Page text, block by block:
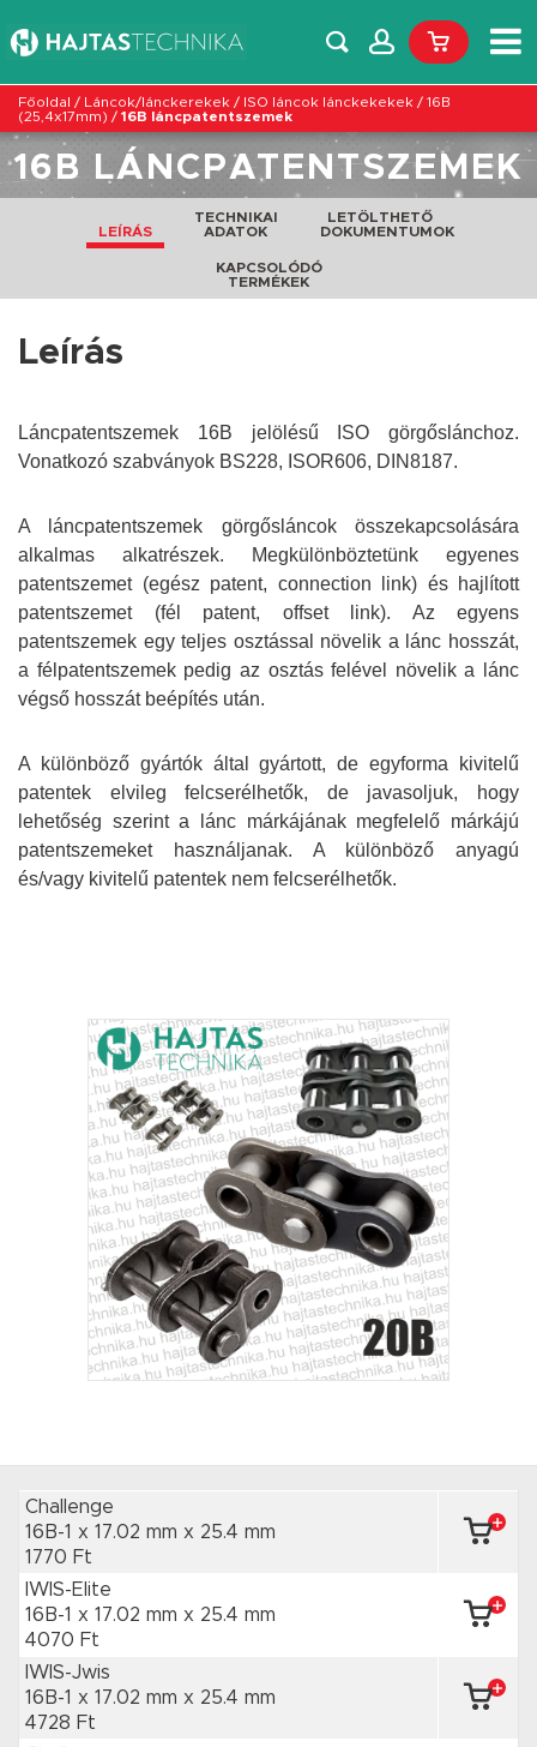
Főoldal / Láncok/lánckerekek / ISO láncok lánckekekek / 16B
(25,4x17mm) / 16B láncpatentszemek
16B LÁNCPATENTSZEMEK
LEÍRÁS
TECHNIKAI
ADATOK
LETÖLTHETŐ
DOKUMENTUMOK
KAPCSOLÓDÓ
TERMÉKEK
Leírás
Láncpatentszemek 16B jelölésű ISO görgőslánchoz.
Vonatkozó szabványok BS228, ISOR606, DIN8187.
A láncpatentszemek görgősláncok összekapcsolására
alkalmas alkatrészek. Megkülönböztetünk egyenes
patentszemet (egész patent, connection link) és hajlított
patentszemet (fél patent, offset link). Az egyens
patentszemek egy teljes osztással növelik a lánc hosszát,
a félpatentszemek pedig az osztás felével növelik a lánc
végső hosszát beépítés után.
A különböző gyártók által gyártott, de egyforma kivitelű
patentek elvileg felcserélhetők, de javasoljuk, hogy
lehetőség szerint a lánc márkájának megfelelő márkájú
patentszemeket használjanak. A különböző anyagú
és/vagy kivitelű patentek nem felcserélhetők.
Challenge
16B-1 x 17.02 mm x 25.4 mm
1770 Ft
IWIS-Elite
16B-1 x 17.02 mm x 25.4 mm
4070 Ft
IWIS-Jwis
16B-1 x 17.02 mm x 25.4 mm
4728 Ft